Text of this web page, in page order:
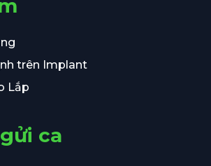
trên Implant
Lắp
ca